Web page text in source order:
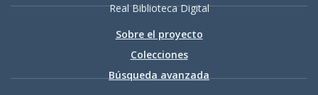
Real Biblioteca Digital
Sobre el proyecto
Colecciones
Búsqueda avanzada